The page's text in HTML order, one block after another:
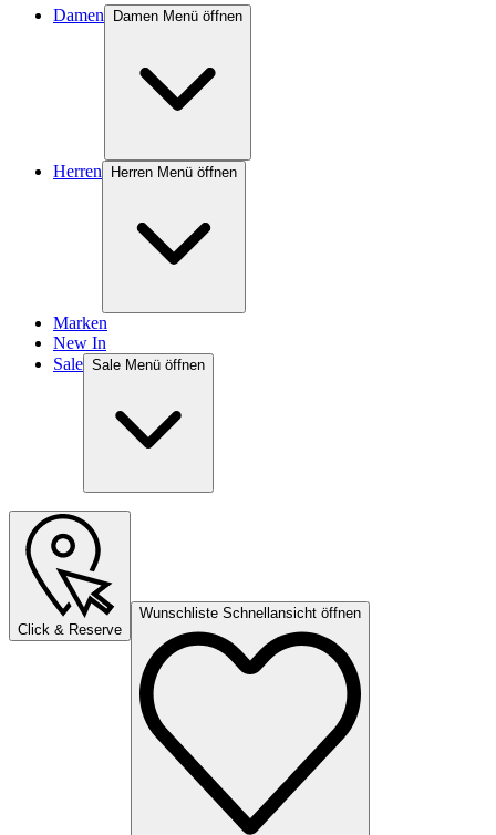
Damen Damen Menü öffnen
Herren Herren Menü öffnen
Marken
New In
Sale Sale Menü öffnen
Click & Reserve
Wunschliste Schnellansicht öffnen